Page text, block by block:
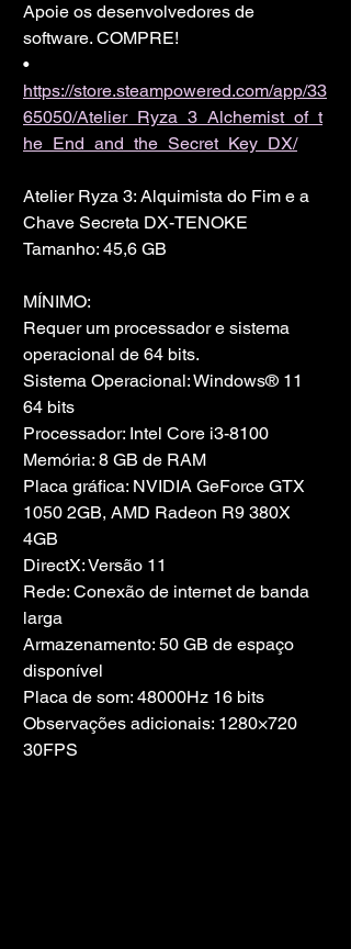
Apoie os desenvolvedores de
software. COMPRE!
•
https://store.steampowered.com/app/33
65050/Atelier_Ryza_3_Alchemist_of_t
he_End_and_the_Secret_Key_DX/
Atelier Ryza 3: Alquimista do Fim e a
Chave Secreta DX-TENOKE
Tamanho: 45,6 GB
MÍNIMO:
Requer um processador e sistema
operacional de 64 bits.
Sistema Operacional: Windows® 11
64 bits
Processador: Intel Core i3-8100
Memória: 8 GB de RAM
Placa gráfica: NVIDIA GeForce GTX
1050 2GB, AMD Radeon R9 380X
4GB
DirectX: Versão 11
Rede: Conexão de internet de banda
larga
Armazenamento: 50 GB de espaço
disponível
Placa de som: 48000Hz 16 bits
Observações adicionais: 1280×720
30FPS